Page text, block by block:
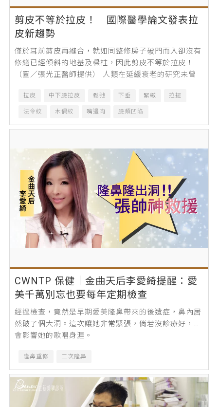
剪皮不等於拉皮！ 國際醫學論文發表拉
皮新趨勢
僅於耳前剪皮再縫合，就如同整修房子破門而入卻沒有
修繕已經傾斜的地基及樑柱，因此剪皮不等於拉皮！
（圖／張光正醫師提供） 人類在延緩衰老的研究未曾
拉皮 中下臉拉皮 鬆弛 下垂 緊緻 拉提
法令紋 木偶紋 嘴邊肉 臉頰凹陷
CWNTP 保健│金曲天后李愛綺提醒：愛
美千萬別忘也要每年定期檢查
經過檢查，竟然是早期愛美隆鼻帶來的後遺症，鼻內居
然破了個大洞。這次讓她非常緊張，倘若沒診療好，還
會影響她的歌唱身涯。
隆鼻重修 二次隆鼻